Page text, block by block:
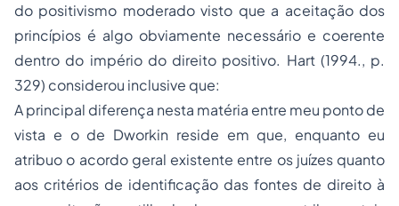
do positivismo moderado visto que a aceitação dos
princípios é algo obviamente necessário e coerente
dentro do império do direito positivo. Hart (1994., p.
329) considerou inclusive que:
A principal diferença nesta matéria entre meu ponto de
vista e o de Dworkin reside em que, enquanto eu
atribuo o acordo geral existente entre os juízes quanto
aos critérios de identificação das fontes de direito à